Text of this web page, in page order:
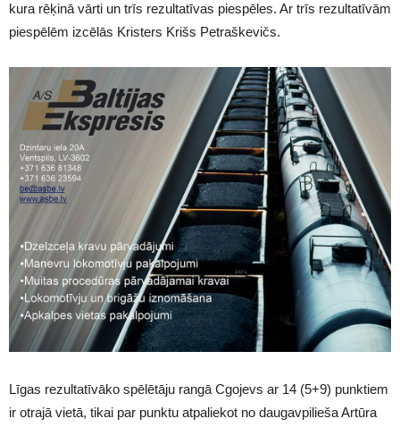
kura rēķinā vārti un trīs rezultatīvas piespēles. Ar trīs rezultatīvām
piespēlēm izcēlās Kristers Krišs Petraškevičs.
Līgas rezultatīvāko spēlētāju rangā Cgojevs ar 14 (5+9) punktiem
ir otrajā vietā, tikai par punktu atpaliekot no daugavpilieša Artūra